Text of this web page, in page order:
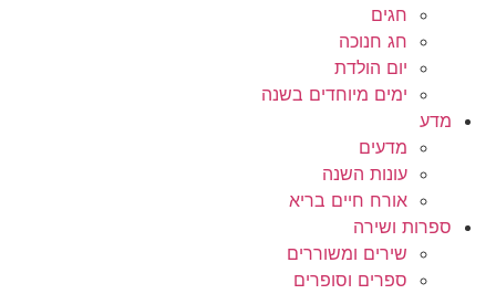
חגים
חג חנוכה
יום הולדת
ימים מיוחדים בשנה
מדע
מדעים
עונות השנה
אורח חיים בריא
ספרות ושירה
שירים ומשוררים
ספרים וסופרים